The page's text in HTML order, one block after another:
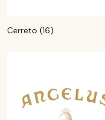
Cerreto (16)